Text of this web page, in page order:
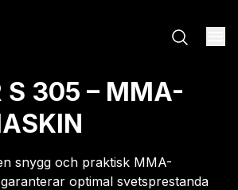
S 305 – MMA-
snygg och praktisk MMA-
optimal svetsprestanda